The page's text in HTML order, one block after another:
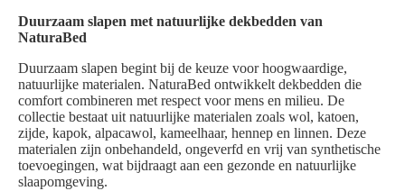
Duurzaam slapen met natuurlijke dekbedden van
NaturaBed
Duurzaam slapen begint bij de keuze voor hoogwaardige,
natuurlijke materialen. NaturaBed ontwikkelt dekbedden die
comfort combineren met respect voor mens en milieu. De
collectie bestaat uit natuurlijke materialen zoals wol, katoen,
zijde, kapok, alpacawol, kameelhaar, hennep en linnen. Deze
materialen zijn onbehandeld, ongeverfd en vrij van synthetische
toevoegingen, wat bijdraagt aan een gezonde en natuurlijke
slaapomgeving.